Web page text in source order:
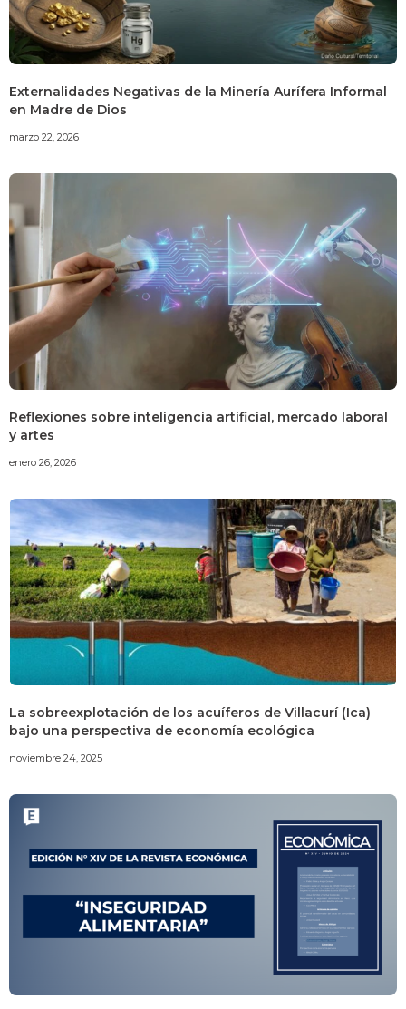
Externalidades Negativas de la Minería Aurífera Informal
en Madre de Dios
marzo 22, 2026
Reflexiones sobre inteligencia artificial, mercado laboral
y artes
enero 26, 2026
La sobreexplotación de los acuíferos de Villacurí (Ica)
bajo una perspectiva de economía ecológica
noviembre 24, 2025